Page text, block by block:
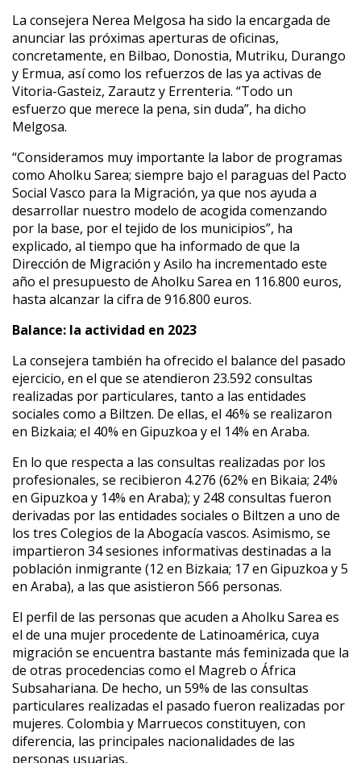
La consejera Nerea Melgosa ha sido la encargada de
anunciar las próximas aperturas de oficinas,
concretamente, en Bilbao, Donostia, Mutriku, Durango
y Ermua, así como los refuerzos de las ya activas de
Vitoria-Gasteiz, Zarautz y Errenteria. “Todo un
esfuerzo que merece la pena, sin duda”, ha dicho
Melgosa.
“Consideramos muy importante la labor de programas
como Aholku Sarea; siempre bajo el paraguas del Pacto
Social Vasco para la Migración, ya que nos ayuda a
desarrollar nuestro modelo de acogida comenzando
por la base, por el tejido de los municipios”, ha
explicado, al tiempo que ha informado de que la
Dirección de Migración y Asilo ha incrementado este
año el presupuesto de Aholku Sarea en 116.800 euros,
hasta alcanzar la cifra de 916.800 euros.
Balance: la actividad en 2023
La consejera también ha ofrecido el balance del pasado
ejercicio, en el que se atendieron 23.592 consultas
realizadas por particulares, tanto a las entidades
sociales como a Biltzen. De ellas, el 46% se realizaron
en Bizkaia; el 40% en Gipuzkoa y el 14% en Araba.
En lo que respecta a las consultas realizadas por los
profesionales, se recibieron 4.276 (62% en Bikaia; 24%
en Gipuzkoa y 14% en Araba); y 248 consultas fueron
derivadas por las entidades sociales o Biltzen a uno de
los tres Colegios de la Abogacía vascos. Asimismo, se
impartieron 34 sesiones informativas destinadas a la
población inmigrante (12 en Bizkaia; 17 en Gipuzkoa y 5
en Araba), a las que asistieron 566 personas.
El perfil de las personas que acuden a Aholku Sarea es
el de una mujer procedente de Latinoamérica, cuya
migración se encuentra bastante más feminizada que la
de otras procedencias como el Magreb o África
Subsahariana. De hecho, un 59% de las consultas
particulares realizadas el pasado fueron realizadas por
mujeres. Colombia y Marruecos constituyen, con
diferencia, las principales nacionalidades de las
personas usuarias,